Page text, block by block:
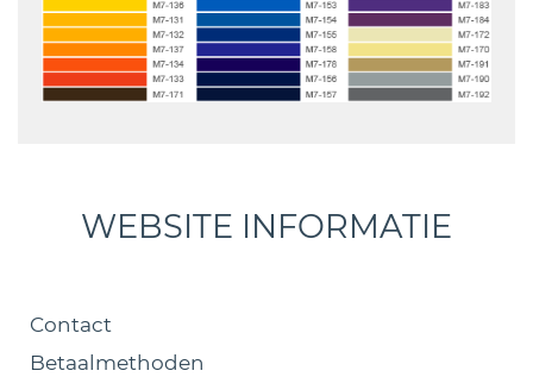
WEBSITE INFORMATIE
Contact
Betaalmethoden